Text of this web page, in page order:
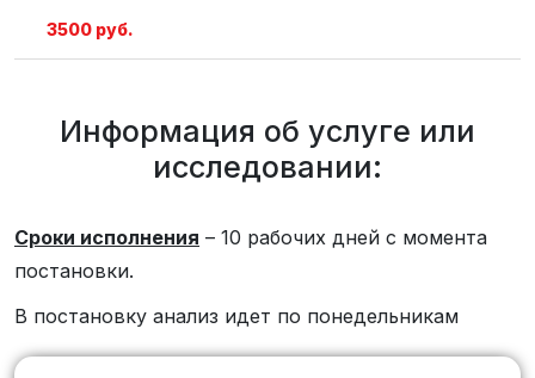
отрицательный (Rh-). Показания к
плода:рекомендуется проводить для резус-
отрицательных женщин, начиная с 10-й
недели достоверность анализа достигает
96-100%.Результаты анализа выдаются в
виде 4 вариантов результата: - Резус-
3500 руб.
Информация об услуге или
исследовании:
Сроки исполнения – 10 рабочих дней с момента
постановки.
В постановку анализ идет по понедельникам